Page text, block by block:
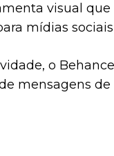
visual
mídias
o
mensagens